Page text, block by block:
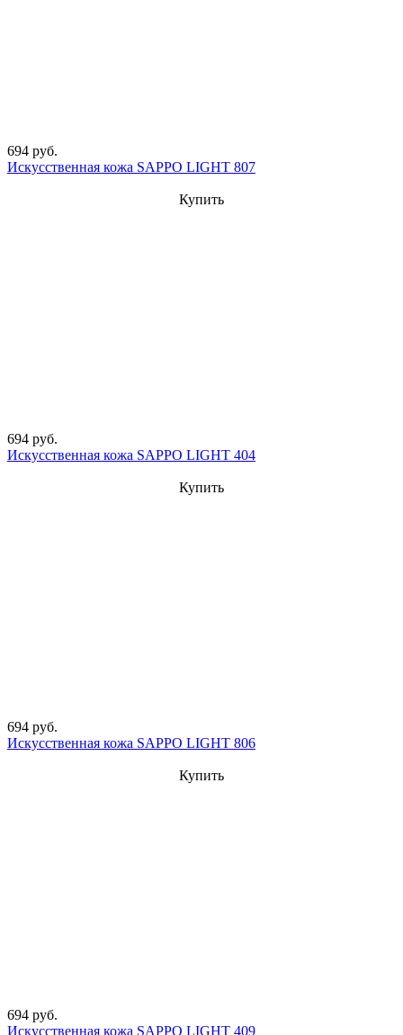
694 руб.
Искусственная кожа SAPPO LIGHT 807
Купить
694 руб.
Искусственная кожа SAPPO LIGHT 404
Купить
694 руб.
Искусственная кожа SAPPO LIGHT 806
Купить
694 руб.
Искусственная кожа SAPPO LIGHT 409